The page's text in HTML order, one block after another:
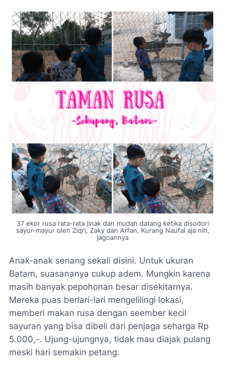
37 ekor rusa rata-rata jinak dan mudah datang ketika disodori
sayur-mayur oleh Ziqri, Zaky dan Arfan. Kurang Naufal aja nih,
jagoannya
Anak-anak senang sekali disini. Untuk ukuran
Batam, suasananya cukup adem. Mungkin karena
masih banyak pepohonan besar disekitarnya.
Mereka puas berlari-lari mengelilingi lokasi,
memberi makan rusa dengan seember kecil
sayuran yang bisa dibeli dari penjaga seharga Rp
5.000,-. Ujung-ujungnya, tidak mau diajak pulang
meski hari semakin petang.